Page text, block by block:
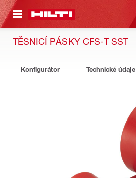
HLAVNÍ OBSAH
TĚSNICÍ PÁSKY CFS-T SST
Konfigurátor Technické údaje